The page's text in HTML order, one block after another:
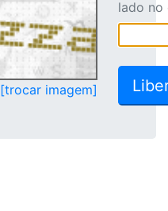
[trocar imagem]
lado no